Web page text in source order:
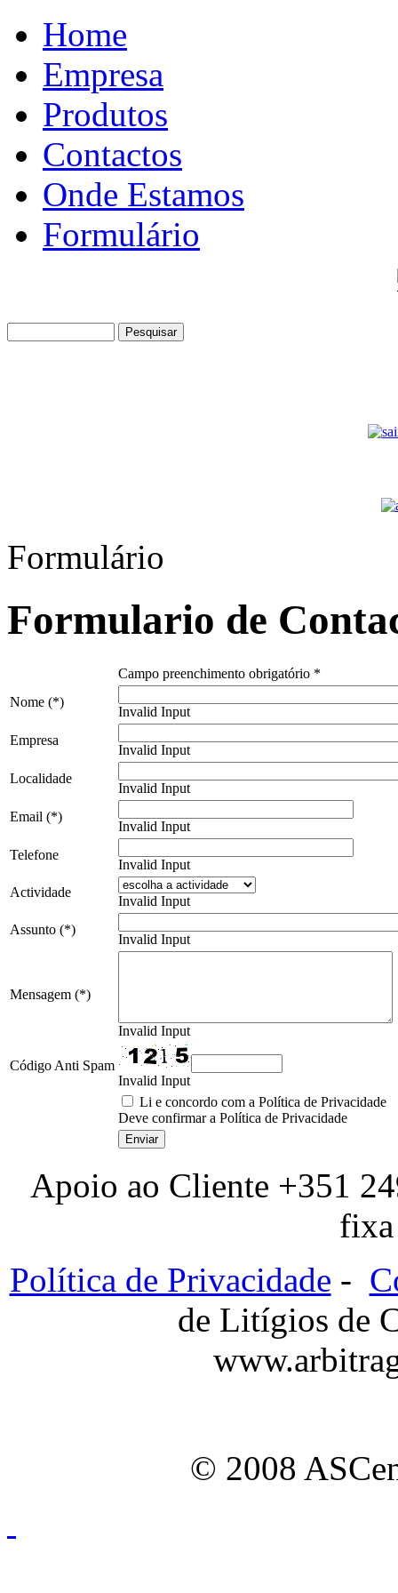
Home
Empresa
Produtos
Contactos
Onde Estamos
Formulário
Formulário
Formulario de
Campo preenchimento obrigatório *
Nome (*)
Invalid Input
Empresa
Invalid Input
Localidade
Invalid Input
Email (*)
Invalid Input
Telefone
Invalid Input
Actividade
Invalid Input
Assunto (*)
Invalid Input
Mensagem (*)
Invalid Input
Código Anti Spam
Invalid Input
Li e concordo com a Política de Privacidade
Deve confirmar a Política de Privacidade
Apoio ao Cliente +351
Política de Privacidade -
de Litígios de
© 2008